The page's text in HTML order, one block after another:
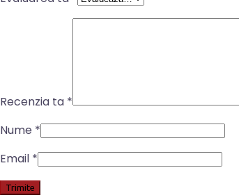
Recenzia ta *
Nume *
Email *